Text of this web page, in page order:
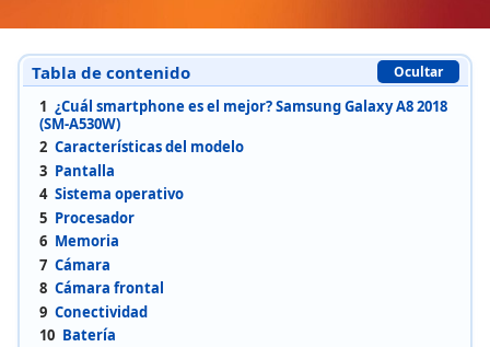
Tabla de contenido Ocultar
1 ¿Cuál smartphone es el mejor? Samsung Galaxy A8 2018
(SM-A530W)
2 Características del modelo
3 Pantalla
4 Sistema operativo
5 Procesador
6 Memoria
7 Cámara
8 Cámara frontal
9 Conectividad
10 Batería